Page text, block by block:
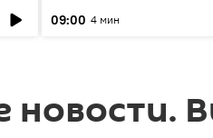
09:00 4 мин
новости.